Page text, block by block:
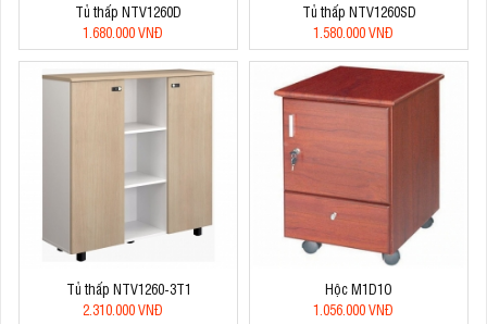
Tủ thấp NTV1260D
1.680.000 VNĐ
Tủ thấp NTV1260SD
1.580.000 VNĐ
Tủ thấp NTV1260-3T1
2.310.000 VNĐ
Hộc M1D1O
1.056.000 VNĐ